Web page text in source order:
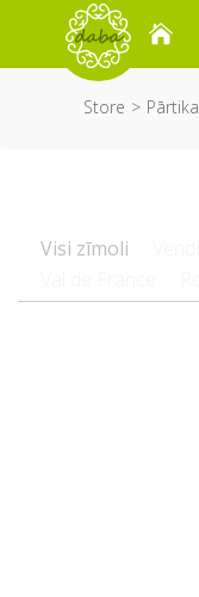
Store Pārtika
Visi zīmoli